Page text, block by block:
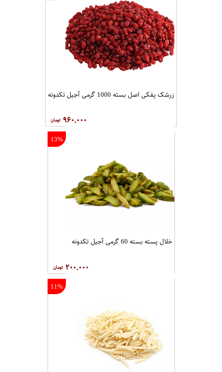
زرشک پفکی اصل بسته 1000 گرمی آجیل تکدونه
۹۶۰,۰۰۰
13%
خلال پسته بسته 60 گرمی آجیل تکدونه
۲۰۰,۰۰۰
11%